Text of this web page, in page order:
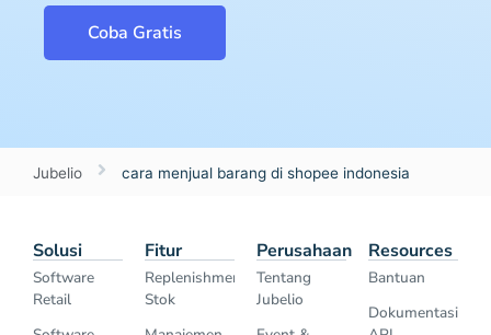
Coba Gratis
Jubelio cara menjual barang di shopee indonesia
Solusi
Software
Retail
Fitur
Replenishment
Stok
Perusahaan
Tentang
Jubelio
Resources
Bantuan
Dokumentasi